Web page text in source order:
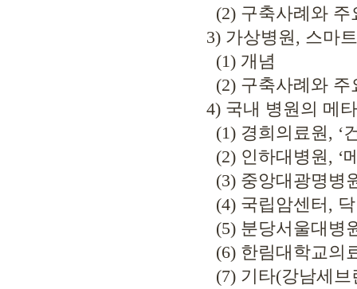
(2) 구축사례와 주
3) 가상병원, 스마
(1) 개념
(2) 구축사례와 주
4) 국내 병원의 메
(1) 경희의료원, ‘
(2) 인하대병원, ‘
(3) 중앙대광명병원
(4) 국립암센터, 닥
(5) 분당서울대병원
(6) 한림대학교의료
(7) 기타(강남세브